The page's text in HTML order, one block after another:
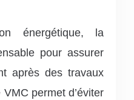
énergétique, la
pour assurer
après des travaux
permet d’éviter